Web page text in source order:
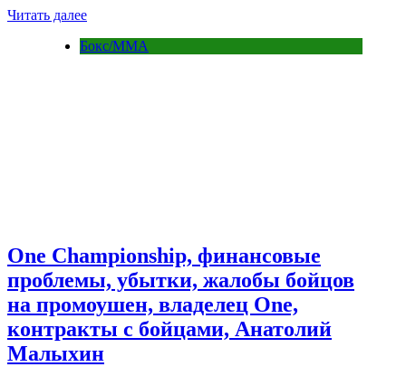
Читать далее
Бокс/MMA
One Championship, финансовые
проблемы, убытки, жалобы бойцов
на промоушен, владелец One,
контракты с бойцами, Анатолий
Малыхин